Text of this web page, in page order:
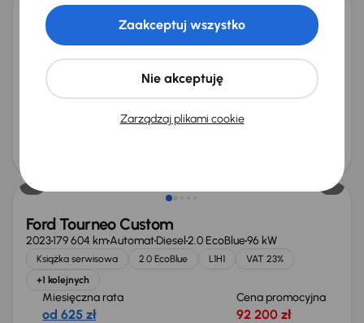
Ford Transit Custom
204 945 kmDiesel2.0 EcoBlue77 kW
Od pierwszego właściciela
Miesięczna rata
od 345 zł
Cena promocyjna
46 100 zł
Najniższa cena z 30 dni przed
Cena po obniżce
Ford Tourneo Custom
2023179 604 kmAutomatDiesel2.0 EcoBlue96 kW
Książka serwisowa 2.0 EcoBlue L1H1
VAT 23%
+1 kolejnych
Miesięczna rata
od 625 zł
Cena promocyjna
92 200 zł
Zarządzaj plikami cookie
Nie akceptuję
Zaakceptuj wszystko